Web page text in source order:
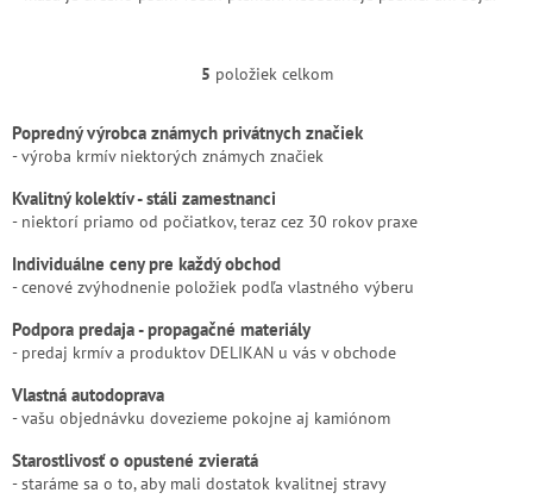
O
l
á
a
c
e
p
v
k
ý
s
5 položiek celkom
Popredný výrobca známych privátnych značiek
- výroba krmív niektorých známych značiek
Kvalitný kolektív - stáli zamestnanci
- niektorí priamo od počiatkov, teraz cez 30 rokov praxe
Individuálne ceny pre každý obchod
- cenové zvýhodnenie položiek podľa vlastného výberu
Podpora predaja - propagačné materiály
- predaj krmív a produktov DELIKAN u vás v obchode
Vlastná autodoprava
- vašu objednávku dovezieme pokojne aj kamiónom
Starostlivosť o opustené zvieratá
- staráme sa o to, aby mali dostatok kvalitnej stravy